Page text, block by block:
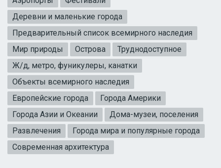
Деревни и маленькие города
Предварительный список всемирного наследия
Мир природы
Острова
Труднодоступное
Ж/д, метро, фуникулеры, канатки
Объекты всемирного наследия
Европейские города
Города Америки
Города Азии и Океании
Дома-музеи, поселения
Развлечения
Города мира и популярные города
Современная архитектура